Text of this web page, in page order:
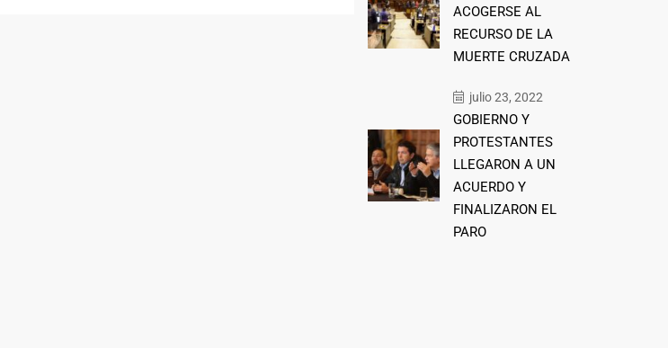
ACOGERSE AL
RECURSO DE LA
MUERTE CRUZADA
julio 23, 2022
GOBIERNO Y
PROTESTANTES
LLEGARON A UN
ACUERDO Y
FINALIZARON EL
PARO